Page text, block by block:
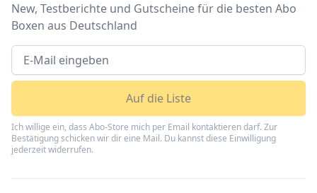
New, Testberichte und Gutscheine für die besten Abo
Boxen aus Deutschland
Auf die Liste
Ich willige ein, dass Abo-Store mich per Email kontaktieren darf. Zur
Bestätigung schicken wir dir eine Mail. Du kannst diese Einwilligung
jederzeit widerrufen.